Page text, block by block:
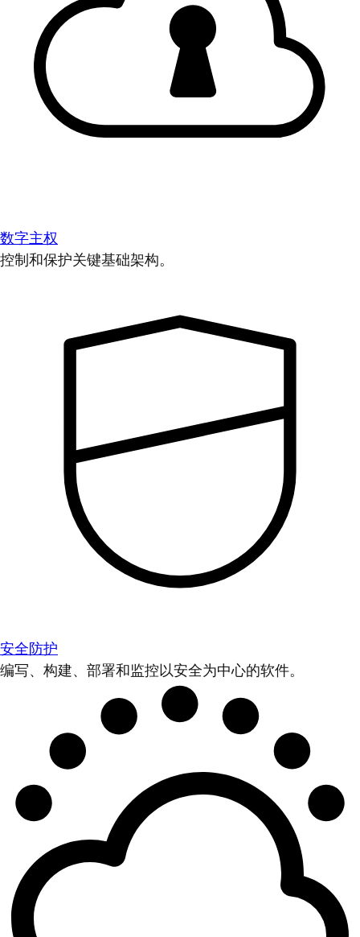
数字主权
控制和保护关键基础架构。
安全防护
编写、构建、部署和监控以安全为中心的软件。